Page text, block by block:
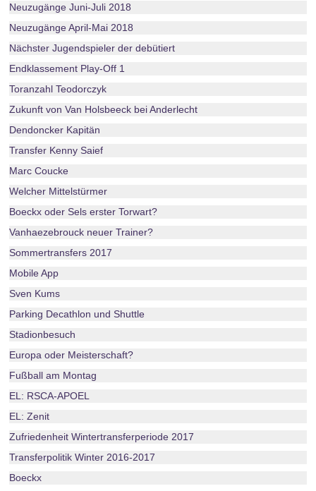
Neuzugänge Juni-Juli 2018
Neuzugänge April-Mai 2018
Nächster Jugendspieler der debütiert
Endklassement Play-Off 1
Toranzahl Teodorczyk
Zukunft von Van Holsbeeck bei Anderlecht
Dendoncker Kapitän
Transfer Kenny Saief
Marc Coucke
Welcher Mittelstürmer
Boeckx oder Sels erster Torwart?
Vanhaezebrouck neuer Trainer?
Sommertransfers 2017
Mobile App
Sven Kums
Parking Decathlon und Shuttle
Stadionbesuch
Europa oder Meisterschaft?
Fußball am Montag
EL: RSCA-APOEL
EL: Zenit
Zufriedenheit Wintertransferperiode 2017
Transferpolitik Winter 2016-2017
Boeckx